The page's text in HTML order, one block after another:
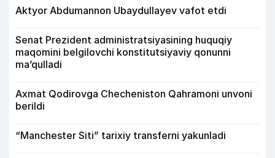
Aktyor Abdu­mannon Ubaydullayev vafot etdi
Senat Prezident administratsiyasining huquqiy
maqomini belgilovchi konstitutsiyaviy qonunni
ma’qulladi
Axmat Qodirovga Checheniston Qahramoni unvoni
berildi
“Manchester Siti” tarixiy transferni yakunladi